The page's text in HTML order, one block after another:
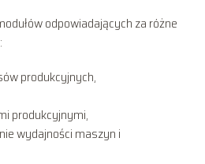
odpowiadających za różne
produkcyjnych,
produkcyjnymi,
wydajności maszyn i